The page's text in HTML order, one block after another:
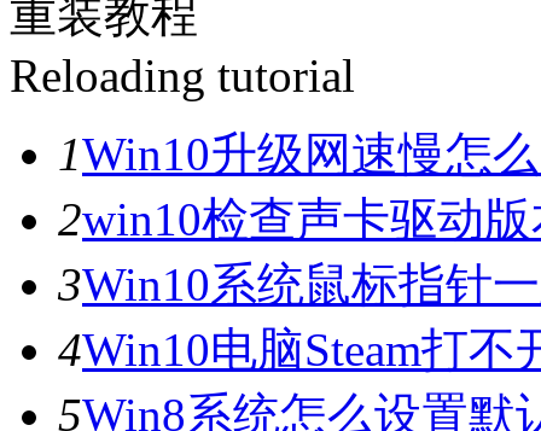
重装教程
Reloading tutorial
1Win10升级网速慢怎
2win10检查声卡驱动
3Win10系统鼠标指针
4Win10电脑Steam打
5Win8系统怎么设置默